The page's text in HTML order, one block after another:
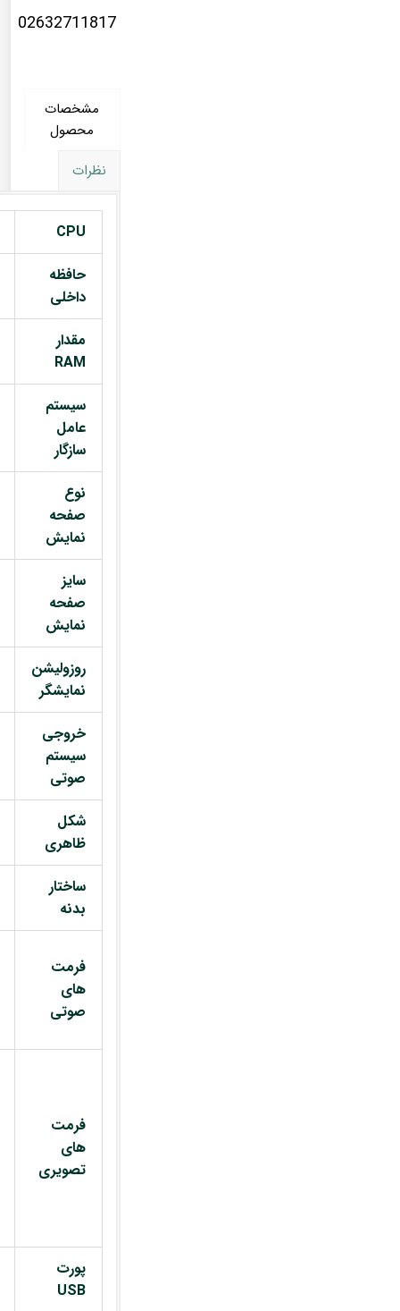
02632711817
مشخصات
محصول
نظرات
CPU
حافظه
داخلی
مقدار
RAM
سیستم
عامل
سازگار
نوع
صفحه
نمایش
سایز
صفحه
نمایش
روزولیشن
نمایشگر
خروجی
سیستم
صوتی
شکل
ظاهری
ساختار
بدنه
فرمت
های
صوتی
فرمت
های
تصویری
پورت
USB